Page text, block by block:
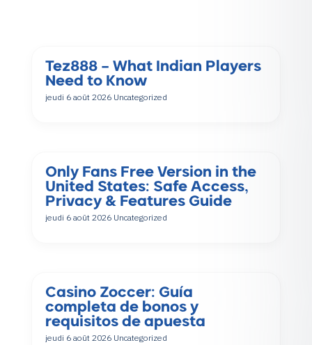
Tez888 – What Indian Players
Need to Know
jeudi 6 août 2026 Uncategorized
Only Fans Free Version in the
United States: Safe Access,
Privacy & Features Guide
jeudi 6 août 2026 Uncategorized
Casino Zoccer: Guía
completa de bonos y
requisitos de apuesta
jeudi 6 août 2026 Uncategorized